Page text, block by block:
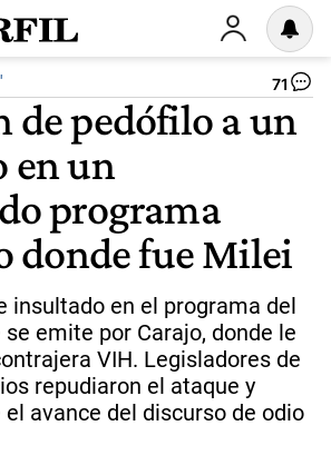
71
de pedófilo a un
en un
programa
donde fue Milei
insultado en el programa del
se emite por Carajo, donde le
VIH. Legisladores de
repudiaron el ataque y
avance del discurso de odio